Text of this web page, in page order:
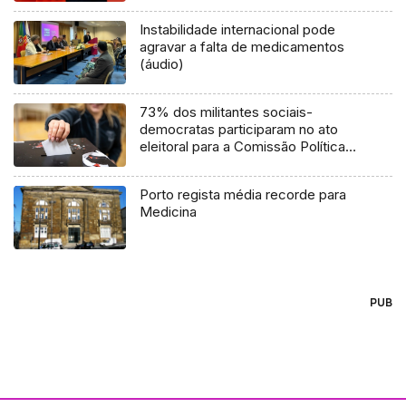
Instabilidade internacional pode
agravar a falta de medicamentos
(áudio)
73% dos militantes sociais-
democratas participaram no ato
eleitoral para a Comissão Política
Porto regista média recorde para
Medicina
PUB